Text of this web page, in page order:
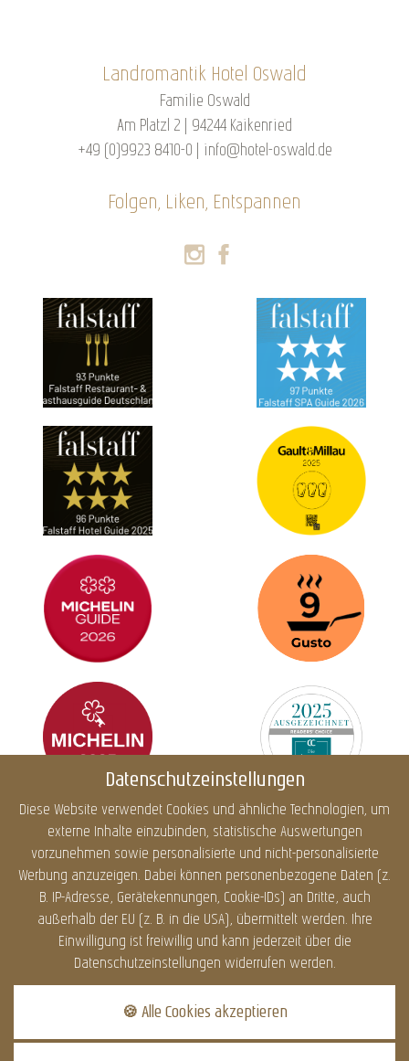
Datenschutzeinstellungen
Diese Website verwendet Cookies und ähnliche Technologien, um
externe Inhalte einzubinden, statistische Auswertungen
vorzunehmen sowie personalisierte und nicht-personalisierte
Werbung anzuzeigen. Dabei können personenbezogene Daten (z.
B. IP-Adresse, Gerätekennungen, Cookie-IDs) an Dritte, auch
außerhalb der EU (z. B. in die USA), übermittelt werden. Ihre
Einwilligung ist freiwillig und kann jederzeit über die
Datenschutzeinstellungen widerrufen werden.
🍪 Alle Cookies akzeptieren
Landromantik Hotel Oswald
Familie Oswald
Am Platzl 2 | 94244 Kaikenried
+49 (0)9923 8410-0
info@hotel-oswald.de
Folgen, Liken, Entspannen
Impressum Datenschutz Cookies
Barrierefreiheit
Sitemap
DATENSCHUTZ
Dieser Inhalt ist nur
sichtbar wenn Sie